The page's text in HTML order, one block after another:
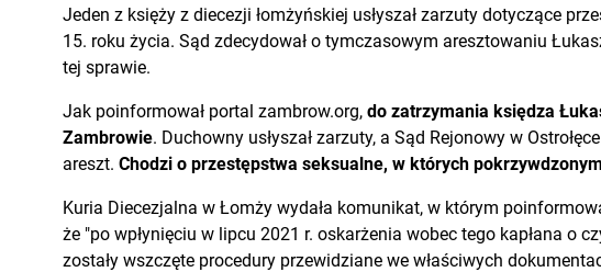
Jeden z księży z diecezji łomżyńskiej usłyszał zarzuty dotyczące
15. roku życia. Sąd zdecydował o tymczasowym aresztowaniu
tej sprawie.
Jak poinformował portal zambrow.org, do zatrzymania księdza
Zambrowie. Duchowny usłyszał zarzuty, a Sąd Rejonowy w
areszt. Chodzi o przestępstwa seksualne, w których
Kuria Diecezjalna w Łomży wydała komunikat, w którym
że "po wpłynięciu w lipcu 2021 r. oskarżenia wobec tego kapłana o
zostały wszczęte procedury przewidziane we właściwych